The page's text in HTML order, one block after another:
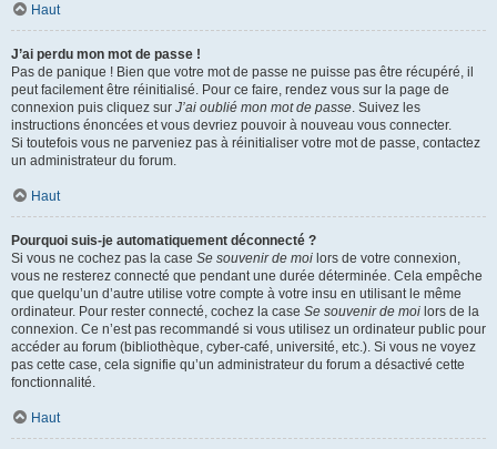
Haut
J’ai perdu mon mot de passe !
Pas de panique ! Bien que votre mot de passe ne puisse pas être récupéré, il
peut facilement être réinitialisé. Pour ce faire, rendez vous sur la page de
connexion puis cliquez sur J’ai oublié mon mot de passe. Suivez les
instructions énoncées et vous devriez pouvoir à nouveau vous connecter.
Si toutefois vous ne parveniez pas à réinitialiser votre mot de passe, contactez
un administrateur du forum.
Haut
Pourquoi suis-je automatiquement déconnecté ?
Si vous ne cochez pas la case Se souvenir de moi lors de votre connexion,
vous ne resterez connecté que pendant une durée déterminée. Cela empêche
que quelqu’un d’autre utilise votre compte à votre insu en utilisant le même
ordinateur. Pour rester connecté, cochez la case Se souvenir de moi lors de la
connexion. Ce n’est pas recommandé si vous utilisez un ordinateur public pour
accéder au forum (bibliothèque, cyber-café, université, etc.). Si vous ne voyez
pas cette case, cela signifie qu’un administrateur du forum a désactivé cette
fonctionnalité.
Haut